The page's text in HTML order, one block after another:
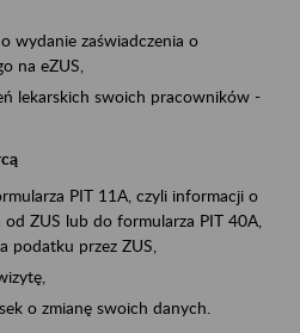
wydanie zaświadczenia o
na eZUS,
lekarskich swoich pracowników -
PIT 11A, czyli informacji o
ZUS lub do formularza PIT 40A,
podatku przez ZUS,
o zmianę swoich danych.